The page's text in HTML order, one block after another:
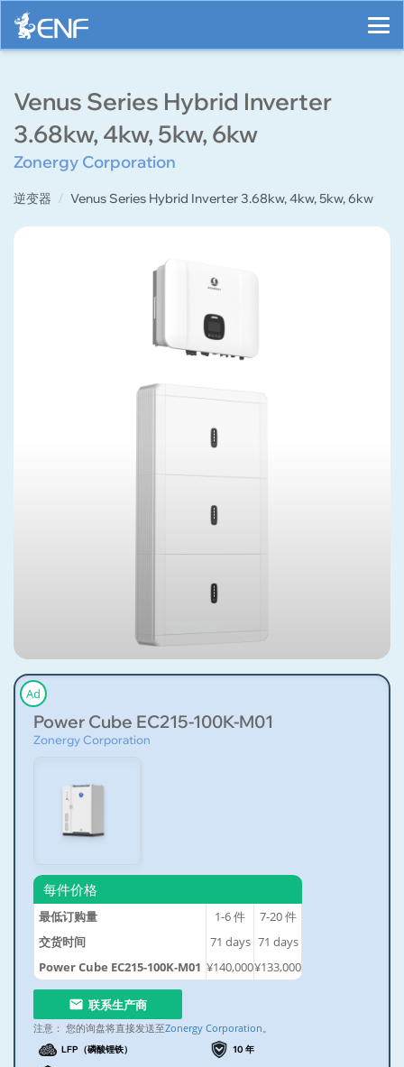
Venus Series Hybrid Inverter
3.68kw, 4kw, 5kw, 6kw
Zonergy Corporation
逆变器 Venus Series Hybrid Inverter 3.68kw, 4kw, 5kw, 6kw
Ad
Power Cube EC215-100K-M01
Zonergy Corporation
每件价格
最低订购量 1-6件 7-20件
交货时间
71 days 71 days
Power Cube EC215-100K-M01 ¥140,000¥133,000
联系生产商
注意： 您的询盘将直接发送至Zonergy Corporation。
LFP（磷酸锂铁） 10 年